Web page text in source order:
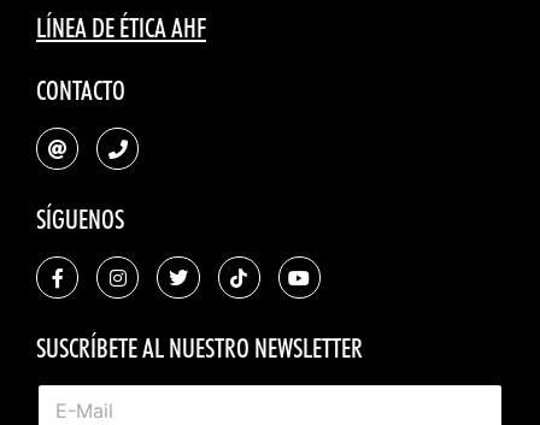
LÍNEA DE ÉTICA AHF
CONTACTO
SÍGUENOS
SUSCRÍBETE AL NUESTRO NEWSLETTER